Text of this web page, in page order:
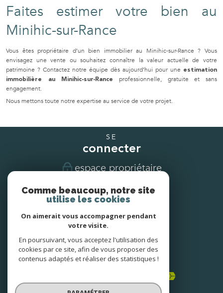
Faites estimer votre bien au
Minihic-sur-Rance
Vous êtes propriétaire d’un bien immobilier au Minihic-sur-Rance ? Vous
envisagez une vente ou souhaitez connaître la valeur actuelle de votre
patrimoine ? Contactez notre équipe dès aujourd’hui pour une estimation
immobilière au Minihic-sur-Rance
professionnelle, gratuite et sans
engagement.
Nous mettons toute notre expertise au service de votre projet.
SE
connecter
espace propriétaire
NOUS
suivre
NOUS
adhérons
Comme beaucoup, notre site
utilise les cookies
On aimerait vous accompagner pendant
votre visite.
En poursuivant, vous acceptez l'utilisation des
cookies par ce site, afin de vous proposer des
contenus adaptés et réaliser des statistiques !